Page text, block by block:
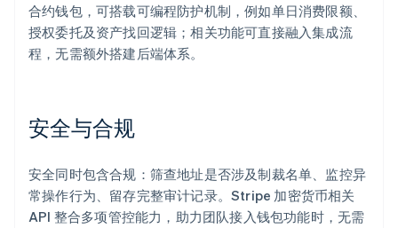
合约钱包，可搭载可编程防护机制，例如单日消费限额、
授权委托及资产找回逻辑；相关功能可直接融入集成流
程，无需额外搭建后端体系。
安全与合规
安全同时包含合规：筛查地址是否涉及制裁名单、监控异
常操作行为、留存完整审计记录。Stripe 加密货币相关
API 整合多项管控能力，助力团队接入钱包功能时，无需